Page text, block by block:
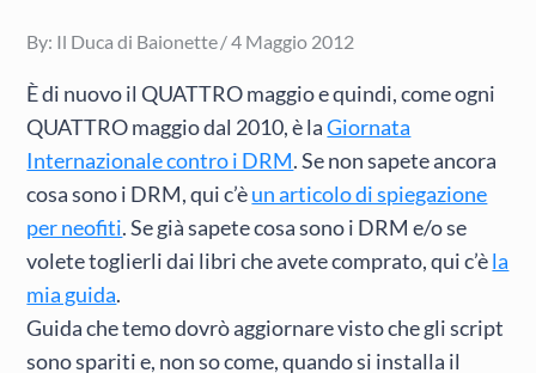
By: Il Duca di Baionette Posted
4 Maggio 2012
È di nuovo il QUATTRO maggio e quindi, come ogni
QUATTRO maggio dal 2010, è laGiornata
Internazionale contro i DRM. Se non sapete ancora
cosa sono i DRM, qui c’èun articolo di spiegazione
per neofiti. Se già sapete cosa sono i DRM e/o se
volete toglierli dai libri che avete comprato, qui c’èla
mia guida.
Guida che temo dovrò aggiornare visto che gli script
sono spariti e, non so come, quando si installa il